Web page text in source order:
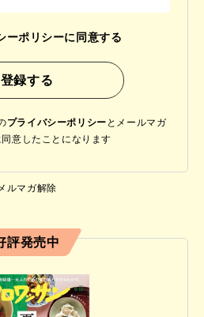
ーポリシーに同意する
プライバシーポリシー と メールマガ
意したことになります
メルマガ解除
評発売中